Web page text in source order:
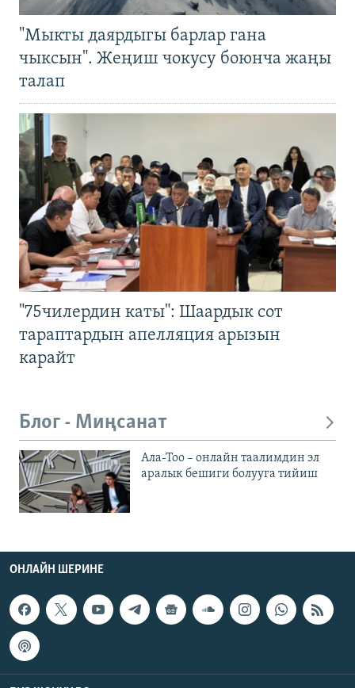
"Мыкты даярдыгы барлар гана
чыксын". Жеңиш чокусу боюнча жаңы
талап
"75чилердин каты": Шаардык сот
тараптардын апелляция арызын
карайт
Блог - Миңсанат
Ала-Тоо – онлайн таалимдин эл
аралык бешиги болууга тийиш
ОНЛАЙН ШЕРИНЕ